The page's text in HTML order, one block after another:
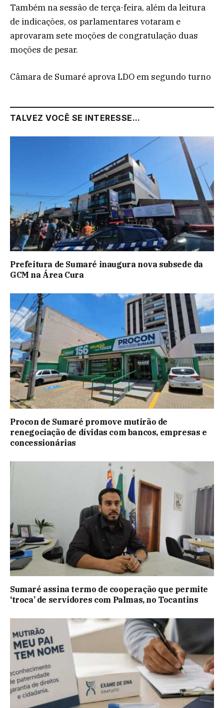
Também na sessão de terça-feira, além da leitura
de indicações, os parlamentares votaram e
aprovaram sete moções de congratulação duas
moções de pesar.
Câmara de Sumaré aprova LDO em segundo turno
TALVEZ VOCÊ SE INTERESSE...
Prefeitura de Sumaré inaugura nova subsede da
GCM na Área Cura
Procon de Sumaré promove mutirão de
renegociação de dívidas com bancos, empresas e
concessionárias
Sumaré assina termo de cooperação que permite
‘troca’ de servidores com Palmas, no Tocantins